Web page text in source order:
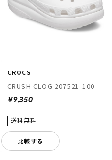
CROCS
CRUSH CLOG 207521-100
¥9,350
比較する